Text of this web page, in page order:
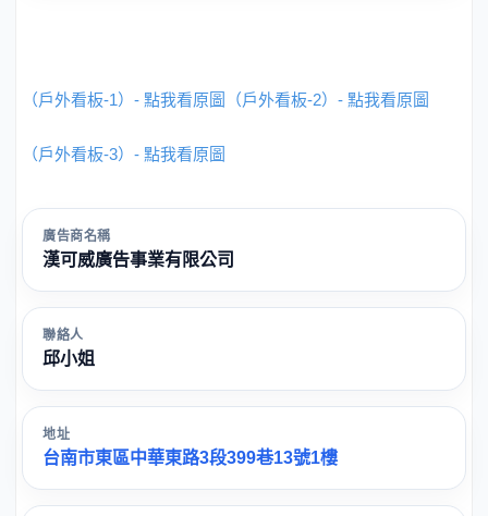
（戶外看板-1）- 點我看原圖 （戶外看板-2）- 點我看原圖
（戶外看板-3）- 點我看原圖
廣告商名稱
漢可威廣告事業有限公司
聯絡人
邱小姐
地址
台南市東區中華東路3段399巷13號1樓